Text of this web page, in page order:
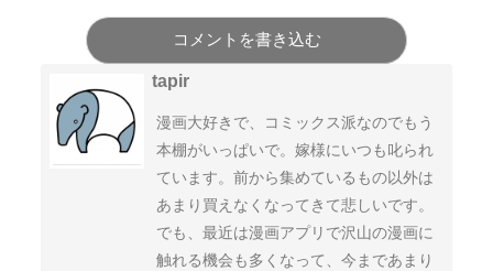
コメントを書き込む
tapir
漫画大好きで、コミックス派なのでもう
本棚がいっぱいで。嫁様にいつも叱られ
ています。前から集めているもの以外は
あまり買えなくなってきて悲しいです。
でも、最近は漫画アプリで沢山の漫画に
触れる機会も多くなって、今まであまり